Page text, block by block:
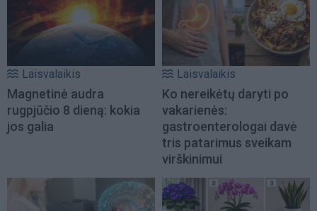
Laisvalaikis
Magnetinė audra
rugpjūčio 8 dieną: kokia
jos galia
Laisvalaikis
Ko nereikėtų daryti po
vakarienės:
gastroenterologai davė
tris patarimus sveikam
virškinimui